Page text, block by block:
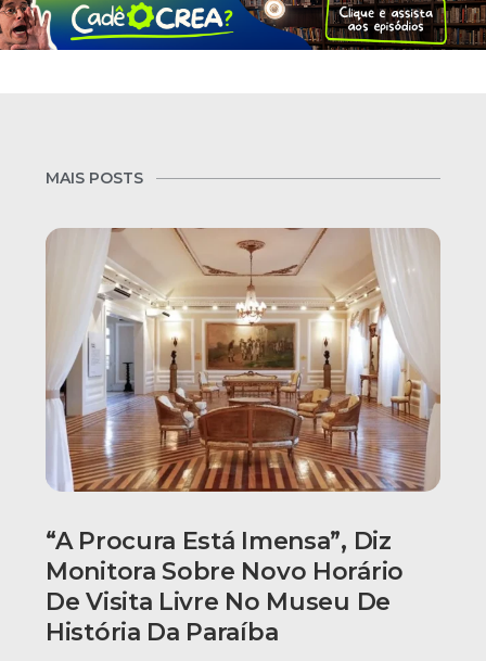
MAIS POSTS
“A Procura Está Imensa”, Diz
Monitora Sobre Novo Horário
De Visita Livre No Museu De
História Da Paraíba